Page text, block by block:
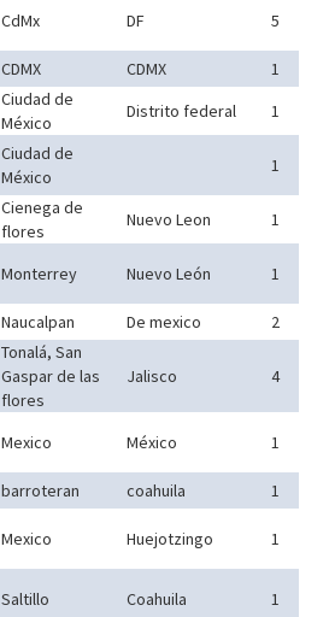
CdMx DF
5
CDMX CDMX
1
Ciudad de
México
Distrito federal
1
Ciudad de
México
1
Cienega de
flores
Nuevo Leon
1
Monterrey Nuevo León
1
Naucalpan De mexico
2
Tonalá, San
Gaspar de las
flores
Jalisco 4
Mexico México
1
barroteran coahuila
1
Mexico Huejotzingo
1
Saltillo Coahuila
1